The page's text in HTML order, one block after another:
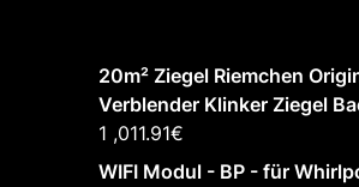
20m² Ziegel Riemchen
Verblender Klinker Ziegel
1 ,011.91€
WIFI Modul - BP - für